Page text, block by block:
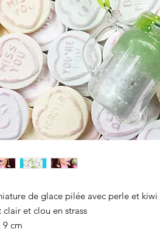
de glace pilée avec perle et
clair et clou en strass
9 cm